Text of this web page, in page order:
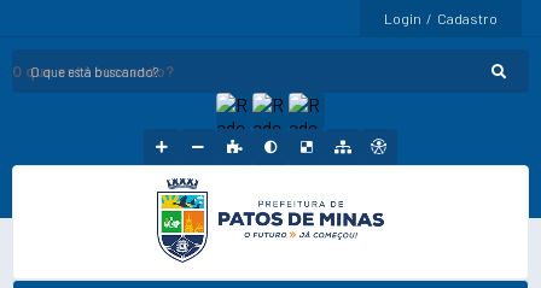
Login / Cadastro
O que está buscando?